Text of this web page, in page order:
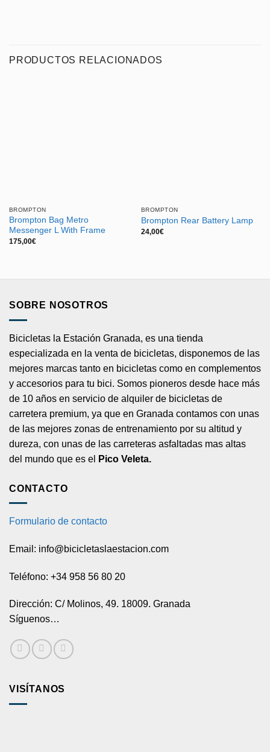
PRODUCTOS RELACIONADOS
BROMPTON
Brompton Bag Metro
Messenger L With Frame
175,00€
BROMPTON
Brompton Rear Battery Lamp
24,00€
SOBRE NOSOTROS
Bicicletas la Estación Granada, es una tienda
especializada en la venta de bicicletas, disponemos de las
mejores marcas tanto en bicicletas como en complementos
y accesorios para tu bici. Somos pioneros desde hace más
de 10 años en servicio de alquiler de bicicletas de
carretera premium, ya que en Granada contamos con unas
de las mejores zonas de entrenamiento por su altitud y
dureza, con unas de las carreteras asfaltadas mas altas
del mundo que es el
Pico Veleta.
CONTACTO
Formulario de contacto
Email: info@bicicletaslaestacion.com
Teléfono: +34 958 56 80 20
Dirección: C/ Molinos, 49. 18009. Granada
Síguenos…
VISÍTANOS